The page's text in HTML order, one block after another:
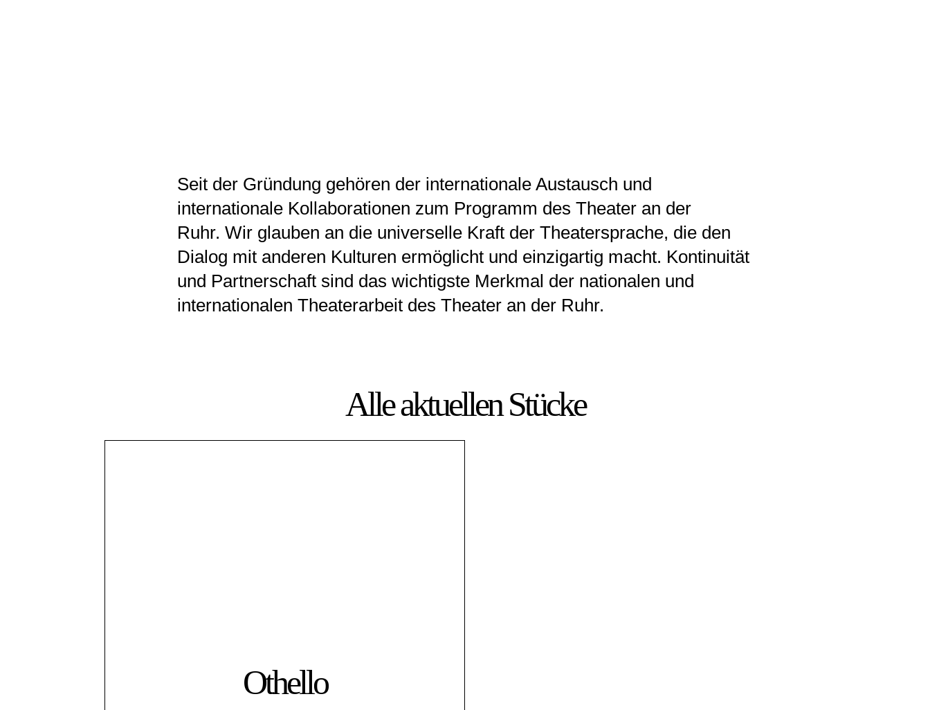
Seit der Gründung gehören der internationale Austausch und
internationale Kollaborationen zum Programm des Theater an der
Ruhr. Wir glauben an die universelle Kraft der Theatersprache, die den
Dialog mit anderen Kulturen ermöglicht und einzigartig macht. Kontinuität
und Partnerschaft sind das wichtigste Merkmal der nationalen und
internationalen Theaterarbeit des Theater an der Ruhr.
Alle aktuellen Stücke
Othello